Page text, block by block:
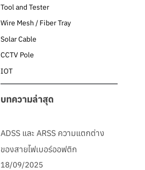
Tool and Tester
Wire Mesh / Fiber Tray
Solar Cable
CCTV Pole
IOT
บทความล่าสุด
ADSS และ ARSS ความแตกต่าง
ของสายไฟเบอร์ออฟติก
18/09/2025